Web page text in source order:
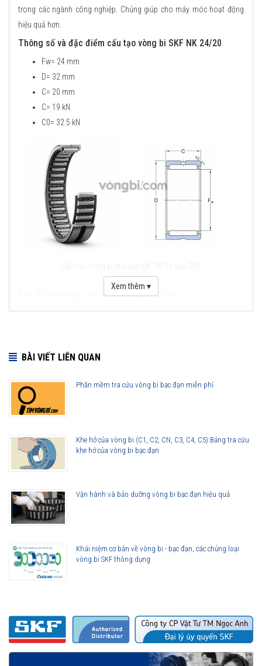
trong các ngành công nghiệp. Chúng giúp cho máy móc hoạt động
hiệu quả hơn.
Thông số và đặc điểm cấu tạo vòng bi SKF NK 24/20
Fw= 24 mm
D= 32 mm
C= 20 mm
C= 19 kN
C0= 32.5 kN
Đặc điểm chung của vòng bi đũa kim SKF
Khả năng chịu lực tải trọng lớn.
Đáp ứng đầy đủ theo tiêu chuẩn chất lượng quốc tế.
Khả năng vận hành hiệu quả, ổn định tại những điều kiện làm
Đa dạng về chủng loại, kích cỡ, đáp ứng được mọi nhu cầu về
ứng dụng vòng bi kim trong đời sống.
Sử dụng trong các hộp số ô tô.
Phụ kiện xe hơi, máy nén, bánh răng thước lái.
Xem thêm ▾
BÀI VIẾT LIÊN QUAN
Phần mềm tra cứu vòng bi bạc đạn miễn phí
Khe hở của vòng bi (C1, C2, CN, C3, C4, C5) Bảng tra cứu
khe hở của vòng bi bạc đạn
Vận hành và bảo dưỡng vòng bi bạc đạn hiệu quả
Khái niệm cơ bản về vòng bi - bạc đạn, các chủng loại
vòng bi SKF thông dụng